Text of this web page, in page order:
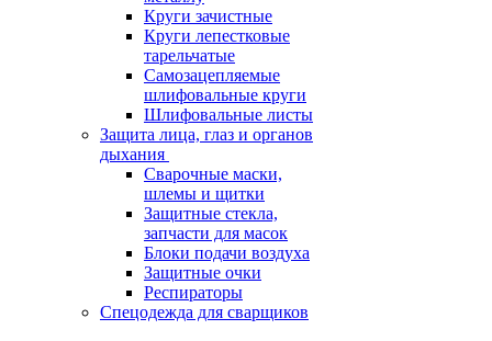
Круги зачистные
Круги лепестковые
тарельчатые
Самозацепляемые
шлифовальные круги
Шлифовальные листы
Защита лица, глаз и органов
дыхания
Сварочные маски,
шлемы и щитки
Защитные стекла,
запчасти для масок
Блоки подачи воздуха
Защитные очки
Респираторы
Спецодежда для сварщиков